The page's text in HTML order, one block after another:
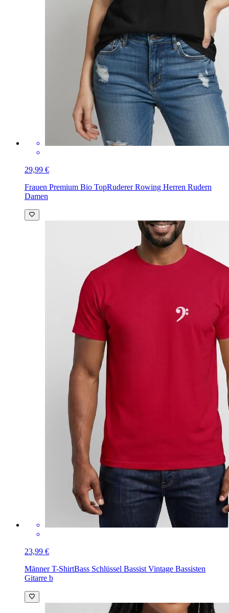
29,99 €
Frauen Premium Bio TopRuderer Rowing Herren Rudern
Damen
23,99 €
Männer T-ShirtBass Schlüssel Bassist Vintage Bassisten
Gitarre b